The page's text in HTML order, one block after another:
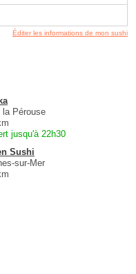
Éditer les informations de mon sushi
la Pérouse
jusqu'à 22h30
Sushi
sur-Mer